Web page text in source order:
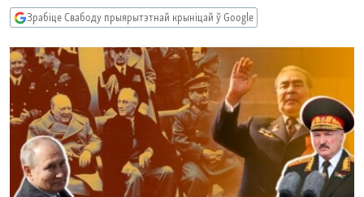
КУЛЬТУРА
КАЛЯНДАР
МОВА
НА ХВАЛЯХ СВАБОДЫ
Усе сайты РС/РСЭ
Зрабіце Свабоду прыярытэтнай крыніцай ў Google